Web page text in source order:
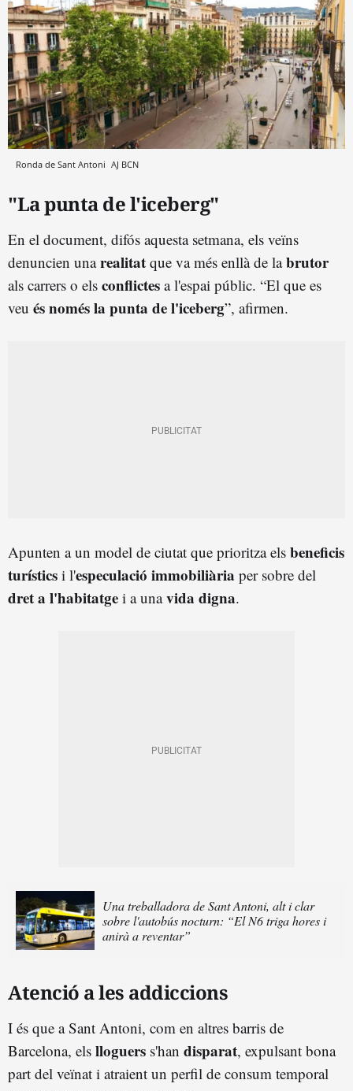
Ronda de Sant Antoni AJ BCN
"La punta de l'iceberg"
En el document, difós aquesta setmana, els veïns
denuncien unarealitat que va més enllà de labrutor
als carrers o els conflictes a l'espai públic. “El que es
veu és només la punta de l'iceberg”, afirmen.
Apunten a un model de ciutat que prioritza els beneficis
turístics i l'especulació immobiliària per sobre del
dret a l'habitatge i a unavida digna.
Una treballadora de Sant Antoni, alt i clar
sobre l'autobús nocturn: “El N6 triga hores i
anirà a reventar”
Atenció a les addiccions
I és que a Sant Antoni, com en altres barris de
Barcelona, els lloguers s'han disparat, expulsant bona
part del veïnat i atraient un perfil de consum temporal